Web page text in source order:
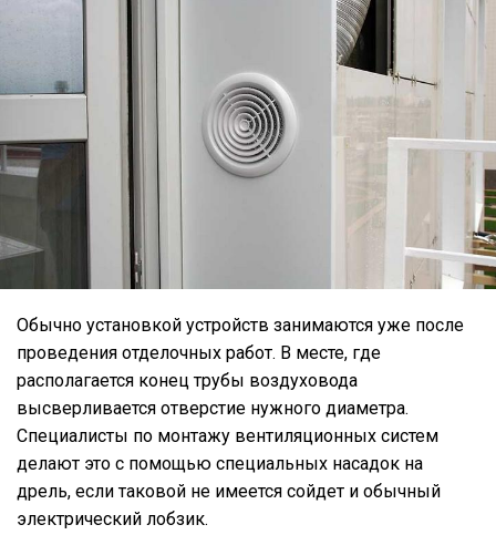
Обычно установкой устройств занимаются уже после
проведения отделочных работ. В месте, где
располагается конец трубы воздуховода
высверливается отверстие нужного диаметра.
Специалисты по монтажу вентиляционных систем
делают это с помощью специальных насадок на
дрель, если таковой не имеется сойдет и обычный
электрический лобзик.